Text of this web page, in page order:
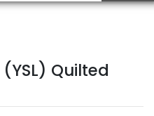
Bag
Quilted